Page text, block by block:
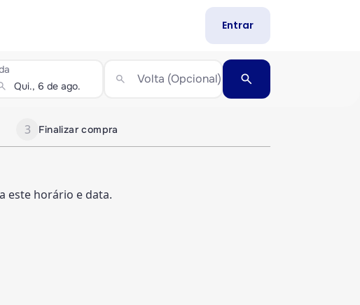
Entrar
Volta (Opcional)
search search
3 Finalizar compra
este horário e data.